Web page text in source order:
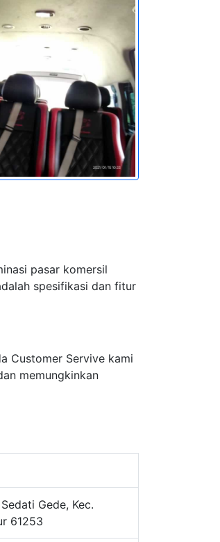
pasar komersil
spesifikasi dan fitur
Customer Servive kami
memungkinkan
Gede, Kec.
61253